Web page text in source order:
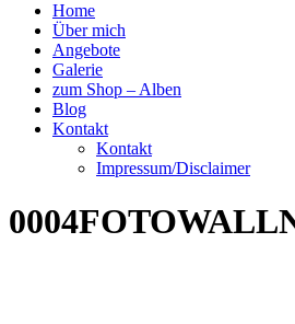
Home
Über mich
Angebote
Galerie
zum Shop – Alben
Blog
Kontakt
Kontakt
Impressum/Disclaimer